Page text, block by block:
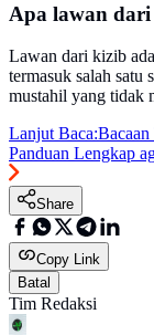
Apa lawan
Lawan dari kizib
termasuk salah satu
mustahil yang tidak
Lanjut Baca:
Panduan Lengkap
Share
Copy Link
Batal
Tim Redaksi